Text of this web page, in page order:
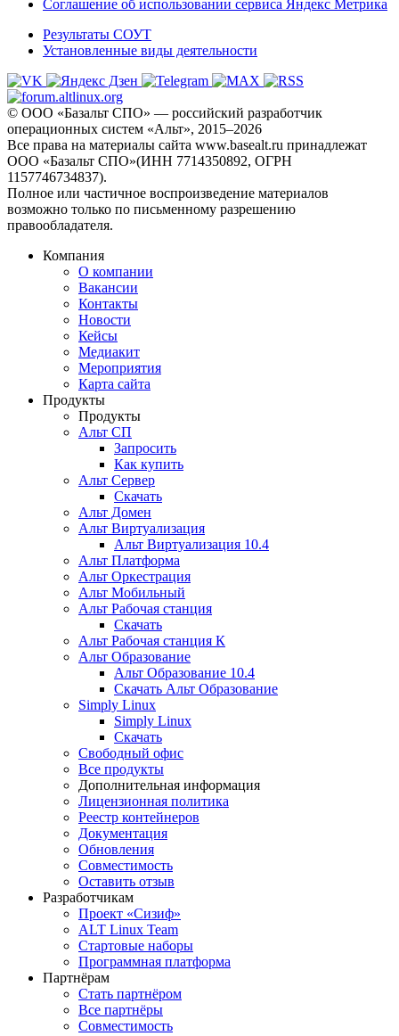
Соглашение об использовании сервиса Яндекс Метрика
Результаты СОУТ
Установленные виды деятельности
© ООО «Базальт СПО» — российский разработчик
операционных систем «Альт», 2015–2026
Все права на материалы сайта www.basealt.ru принадлежат
ООО «Базальт СПО»(ИНН 7714350892, ОГРН
1157746734837).
Полное или частичное воспроизведение материалов
возможно только по письменному разрешению
правообладателя.
Компания
О компании
Вакансии
Контакты
Новости
Кейсы
Медиакит
Мероприятия
Карта сайта
Продукты
Продукты
Альт СП
Запросить
Как купить
Альт Сервер
Скачать
Альт Домен
Альт Виртуализация
Альт Виртуализация 10.4
Альт Платформа
Альт Оркестрация
Альт Мобильный
Альт Рабочая станция
Скачать
Альт Рабочая станция К
Альт Образование
Альт Образование 10.4
Скачать Альт Образование
Simply Linux
Simply Linux
Скачать
Свободный офис
Все продукты
Дополнительная информация
Лицензионная политика
Реестр контейнеров
Документация
Обновления
Совместимость
Оставить отзыв
Разработчикам
Проект «Сизиф»
ALT Linux Team
Стартовые наборы
Программная платформа
Партнёрам
Стать партнёром
Все партнёры
Совместимость